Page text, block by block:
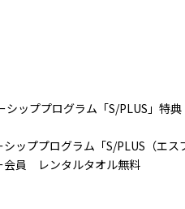
ッププログラム「S/PLUS」特典
ッププログラム「S/PLUS（エス
会員 レンタルタオル無料